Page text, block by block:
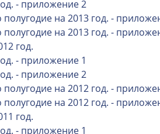
- приложение 2
на 2013 год. -
полугодие на 2013 год. -
год.
- приложение 1
- приложение 2
на 2012 год. -
полугодие на 2012 год. -
год.
- приложение 1